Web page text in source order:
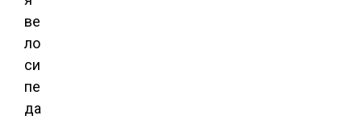
ве
ло
си
пе
да